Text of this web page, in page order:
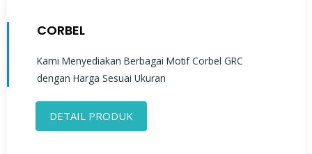
CORBEL
Kami Menyediakan Berbagai Motif Corbel GRC
dengan Harga Sesuai Ukuran
DETAIL PRODUK